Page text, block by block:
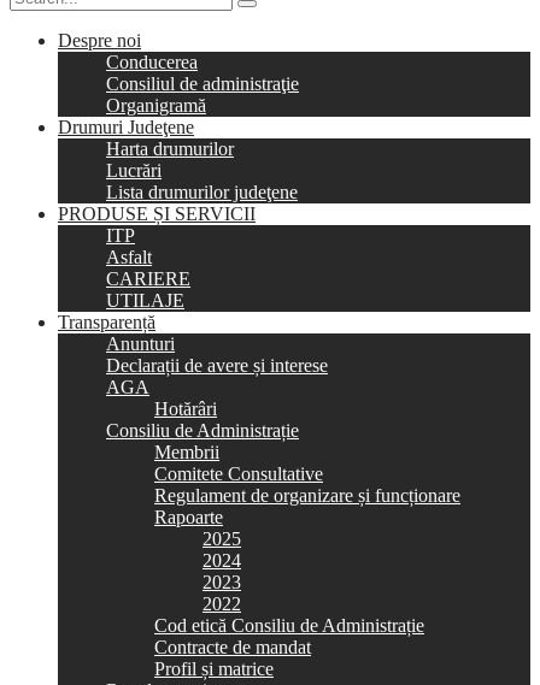
Despre noi
Conducerea
Consiliul de administraţie
Organigramă
Drumuri Judeţene
Harta drumurilor
Lucrări
Lista drumurilor judeţene
PRODUSE ȘI SERVICII
ITP
Asfalt
CARIERE
UTILAJE
Transparență
Anunturi
Declarații de avere și interese
AGA
Hotărâri
Consiliu de Administrație
Membrii
Comitete Consultative
Regulament de organizare și funcționare
Rapoarte
2025
2024
2023
2022
Cod etică Consiliu de Administrație
Contracte de mandat
Profil și matrice